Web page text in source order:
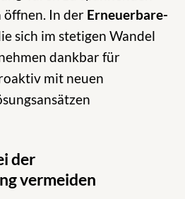
öffnen. In der Erneuerbare-
sich im stetigen Wandel
dankbar für
mit neuen
der
vermeiden